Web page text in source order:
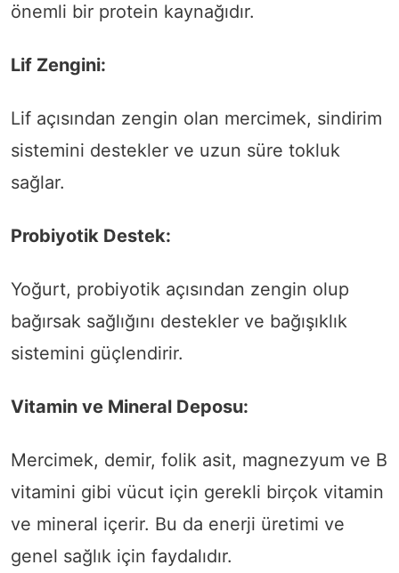
önemli bir protein kaynağıdır.
Lif Zengini:
Lif açısından zengin olan mercimek, sindirim
sistemini destekler ve uzun süre tokluk
sağlar.
Probiyotik Destek:
Yoğurt, probiyotik açısından zengin olup
bağırsak sağlığını destekler ve bağışıklık
sistemini güçlendirir.
Vitamin ve Mineral Deposu:
Mercimek, demir, folik asit, magnezyum ve B
vitamini gibi vücut için gerekli birçok vitamin
ve mineral içerir. Bu da enerji üretimi ve
genel sağlık için faydalıdır.